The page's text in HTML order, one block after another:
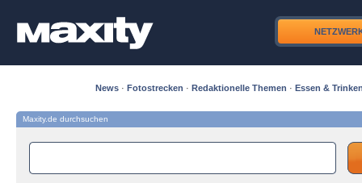
News · Fotostrecken · Redaktionelle Themen · Essen &
Maxity.de durchsuchen